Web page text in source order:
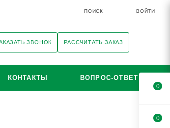
ПОИСК ВОЙТИ
ЗВОНОК РАССЧИТАТЬ ЗАКАЗ
КОНТАКТЫ ВОПРОС-ОТВЕТ
0
0